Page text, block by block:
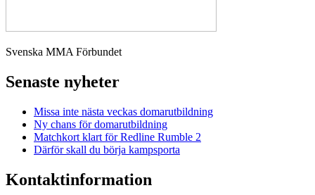
Svenska MMA Förbundet
Senaste nyheter
Missa inte nästa veckas domarutbildning
Ny chans för domarutbildning
Matchkort klart för Redline Rumble 2
Därför skall du börja kampsporta
Kontaktinformation